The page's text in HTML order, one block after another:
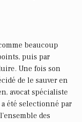
beaucoup
puis par
Une fois son
de le sauver en
avocat spécialiste
été selectionné par
des